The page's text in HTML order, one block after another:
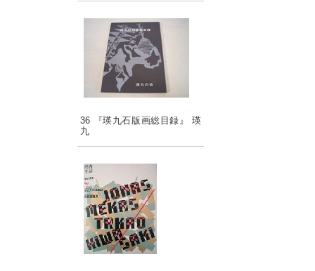
36 『瑛九石版画総目録』 瑛
九